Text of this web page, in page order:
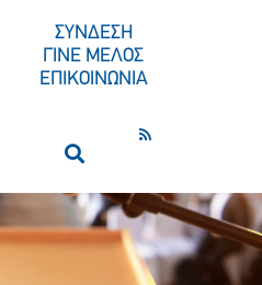
ΣΥΝΔΕΣΗ
ΓΙΝΕ ΜΕΛΟΣ
ΕΠΙΚΟΙΝΩΝΙΑ